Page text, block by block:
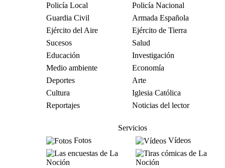
Policía Local
Policía Nacional
Guardia Civil
Armada Española
Ejército del Aire
Ejército de Tierra
Sucesos
Salud
Educación
Investigación
Medio ambiente
Economía
Deportes
Arte
Cultura
Iglesia Católica
Reportajes
Noticias del lector
Servicios
Fotos
Vídeos